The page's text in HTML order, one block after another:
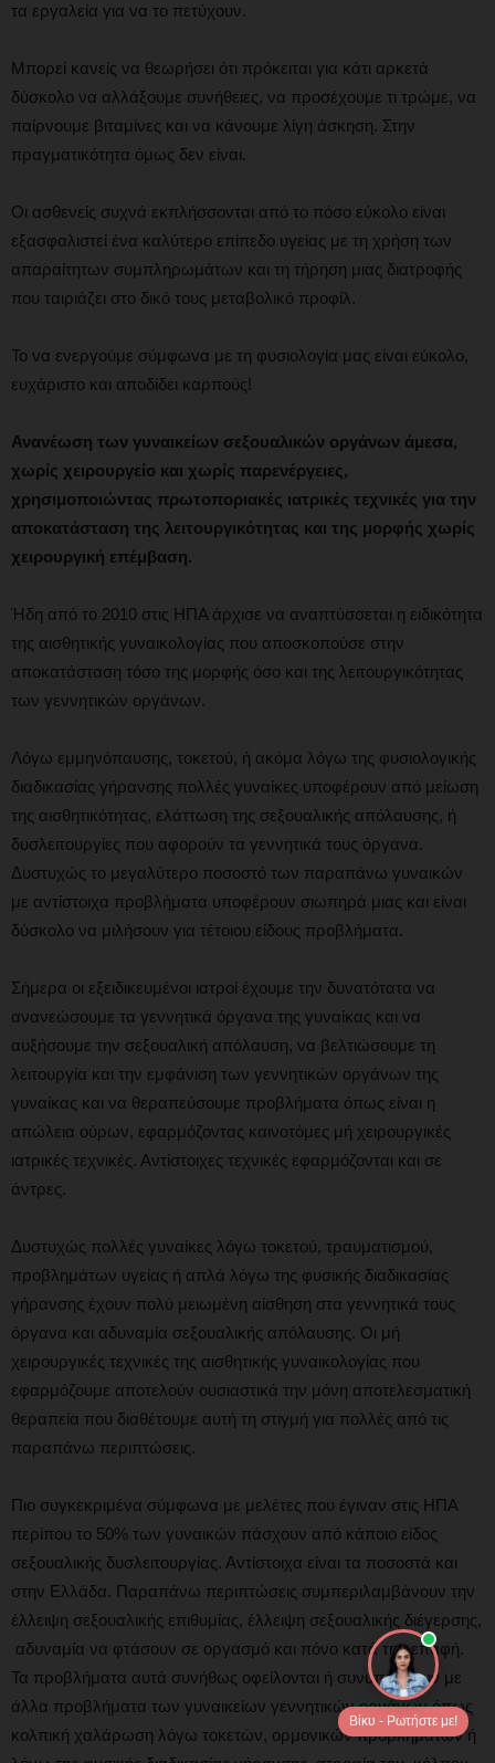
τα εργαλεία για να το πετύχουν.
Μπορεί κανείς να θεωρήσει ότι πρόκειται για κάτι αρκετά
δύσκολο να αλλάξουμε συνήθειες, να προσέχουμε τι τρώμε, να
παίρνουμε βιταμίνες και να κάνουμε λίγη άσκηση. Στην
πραγματικότητα όμως δεν είναι.
Οι ασθενείς συχνά εκπλήσσονται από το πόσο εύκολο είναι
εξασφαλιστεί ένα καλύτερο επίπεδο υγείας με τη χρήση των
απαραίτητων συμπληρωμάτων και τη τήρηση μιας διατροφής
που ταιριάζει στο δικό τους μεταβολικό προφίλ.
Το να ενεργούμε σύμφωνα με τη φυσιολογία μας είναι εύκολο,
ευχάριστο και αποδίδει καρπούς!
Ανανέωση των γυναικείων σεξουαλικών οργάνων άμεσα,
χωρίς χειρουργείο και χωρίς παρενέργειες,
χρησιμοποιώντας πρωτοποριακές ιατρικές τεχνικές για την
αποκατάσταση της λειτουργικότητας και της μορφής χωρίς
χειρουργική επέμβαση.
Ήδη από το 2010 στις ΗΠΑ άρχισε να αναπτύσσεται η ειδικότητα
της αισθητικής γυναικολογίας που αποσκοπούσε στην
αποκατάσταση τόσο της μορφής όσο και της λειτουργικότητας
των γεννητικών οργάνων.
Λόγω εμμηνόπαυσης, τοκετού, ή ακόμα λόγω της φυσιολογικής
διαδικασίας γήρανσης πολλές γυναίκες υποφέρουν από μείωση
της αισθητικότητας, ελάττωση της σεξουαλικής απόλαυσης, ή
δυσλειτουργίες που αφορούν τα γεννητικά τους όργανα.
Δυστυχώς το μεγαλύτερο ποσοστό των παραπάνω γυναικών
με αντίστοιχα προβλήματα υποφέρουν σιωπηρά μιας και είναι
δύσκολο να μιλήσουν για τέτοιου είδους προβλήματα.
Σήμερα οι εξειδικευμένοι ιατροί έχουμε την δυνατότατα να
ανανεώσουμε τα γεννητικά όργανα της γυναίκας και να
αυξήσουμε την σεξουαλική απόλαυση, να βελτιώσουμε τη
λειτουργία και την εμφάνιση των γεννητικών οργάνων της
γυναίκας και να θεραπεύσουμε προβλήματα όπως είναι η
απώλεια ούρων, εφαρμόζοντας καινοτόμες μή χειρουργικές
ιατρικές τεχνικές. Αντίστοιχες τεχνικές εφαρμόζονται και σε
άντρες.
Δυστυχώς πολλές γυναίκες λόγω τοκετού, τραυματισμού,
προβλημάτων υγείας ή απλά λόγω της φυσικής διαδικασίας
γήρανσης έχουν πολύ μειωμένη αίσθηση στα γεννητικά τους
όργανα και αδυναμία σεξουαλικής απόλαυσης. Οι μή
χειρουργικές τεχνικές της αισθητικής γυναικολογίας που
εφαρμόζουμε αποτελούν ουσιαστικά την μόνη αποτελεσματική
θεραπεία που διαθέτουμε αυτή τη στιγμή για πολλές από τις
παραπάνω περιπτώσεις.
Πιο συγκεκριμένα σύμφωνα με μελέτες που έγιναν στις ΗΠΑ
περίπου το 50% των γυναικών πάσχουν από κάποιο είδος
σεξουαλικής δυσλειτουργίας. Αντίστοιχα είναι τα ποσοστά και
στην Ελλάδα. Παραπάνω περιπτώσεις συμπεριλαμβάνουν την
έλλειψη σεξουαλικής επιθυμίας, έλλειψη σεξουαλικής διέγερσης,
αδυναμία να φτάσουν σε οργασμό και πόνο κατά την επαφή.
Τα προβλήματα αυτά συνήθως οφείλονται ή συνυπάρχουν με
άλλα προβλήματα των γυναικείων γεννητικών οργάνων όπως
κολπική χαλάρωση λόγω τοκετών, ορμονικών προβλημάτων ή
Βίκυ - Ρωτήστε με!